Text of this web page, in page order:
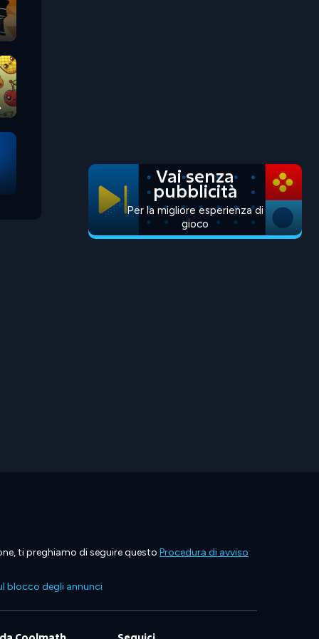
Vai senza
pubblicità
Per la migliore esperienza di
gioco
ti preghiamo di seguire questo Procedura di avviso
blocco degli annunci